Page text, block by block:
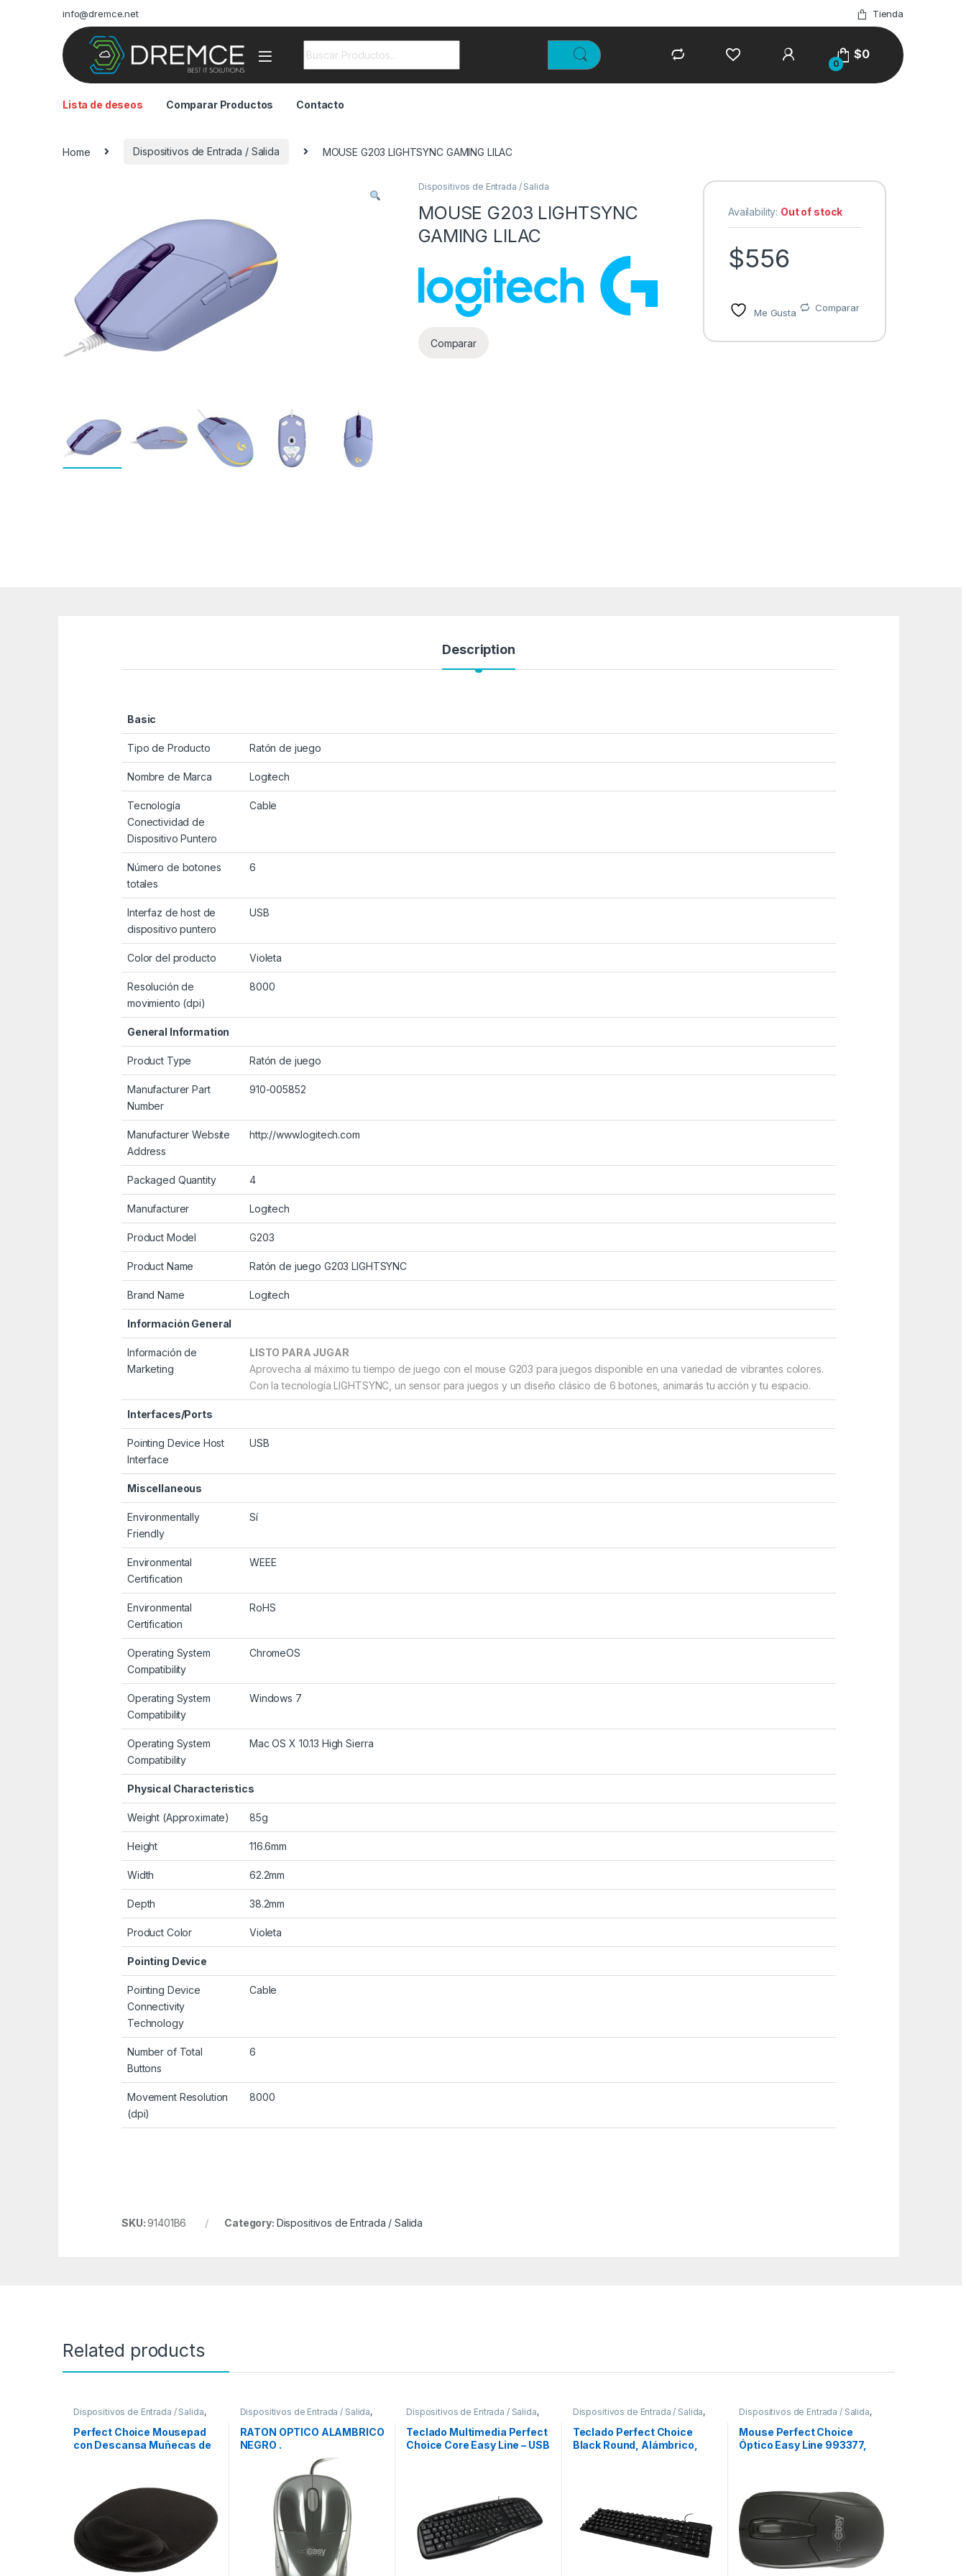
info@dremce.net Tienda
0
$0
Lista de deseos Comparar Productos Contacto
Home Dispositivos de Entrada / Salida MOUSE G203 LIGHTSYNC GAMING LILAC
Dispositivos de Entrada / Salida
MOUSE G203 LIGHTSYNC
GAMING LILAC
Comparar
Availability: Out of stock
$556
Me Gusta Comparar
Description
Basic
Tipo de Producto Ratón de juego
Nombre de Marca Logitech
Tecnología
Conectividad de
Dispositivo Puntero
Cable
Número de botones
totales
6
Interfaz de host de
dispositivo puntero
USB
Color del producto Violeta
Resolución de
movimiento (dpi)
8000
General Information
Product Type Ratón de juego
Manufacturer Part
Number
910-005852
Manufacturer Website
Address
http://www.logitech.com
Packaged Quantity 4
Manufacturer Logitech
Product Model G203
Product Name Ratón de juego G203 LIGHTSYNC
Brand Name Logitech
Información General
Información de
Marketing
LISTO PARA JUGAR
Aprovecha al máximo tu tiempo de juego con el mouse G203 para juegos disponible en una variedad de vibrantes colores.
Con la tecnología LIGHTSYNC, un sensor para juegos y un diseño clásico de 6 botones, animarás tu acción y tu espacio.
Interfaces/Ports
Pointing Device Host
Interface
USB
Miscellaneous
Environmentally
Friendly
Sí
Environmental
Certification
WEEE
Environmental
Certification
RoHS
Operating System
Compatibility
ChromeOS
Operating System
Compatibility
Windows 7
Operating System
Compatibility
Mac OS X 10.13 High Sierra
Physical Characteristics
Weight (Approximate) 85g
Height 116.6mm
Width 62.2mm
Depth 38.2mm
Product Color Violeta
Pointing Device
Pointing Device
Connectivity
Technology
Cable
Number of Total
Buttons
6
Movement Resolution
(dpi)
8000
SKU:91401B6 Category: Dispositivos de Entrada / Salida
Related products
Dispositivos de Entrada / Salida,
Mouse
Perfect Choice Mousepad
con Descansa Muñecas de
INOLORO
Dispositivos de Entrada / Salida,
Mouse
RATON OPTICO ALAMBRICO
NEGRO .
Dispositivos de Entrada / Salida,
Teclados y Keypads
Teclado Multimedia Perfect
Choice Core Easy Line – USB
Dispositivos de Entrada / Salida,
Teclados y Keypads
Teclado Perfect Choice
Black Round, Alámbrico,
Dispositivos de Entrada / Salida,
Mouse
Mouse Perfect Choice
Óptico Easy Line 993377,